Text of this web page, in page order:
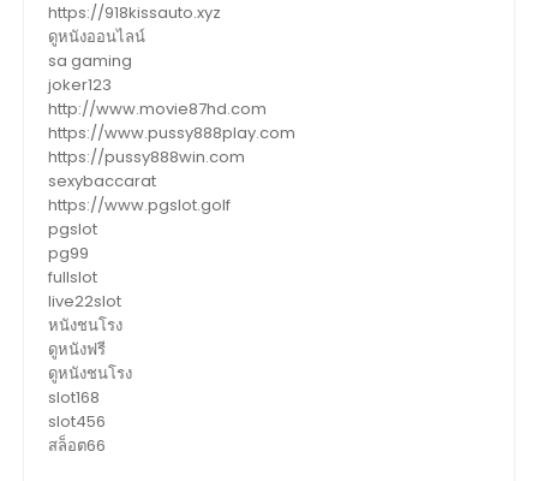
https://918kissauto.xyz
ดูหนังออนไลน์
sa gaming
joker123
http://www.movie87hd.com
https://www.pussy888play.com
https://pussy888win.com
sexybaccarat
https://www.pgslot.golf
pgslot
pg99
fullslot
live22slot
หนังชนโรง
ดูหนังฟรี
ดูหนังชนโรง
slot168
slot456
สล็อต66